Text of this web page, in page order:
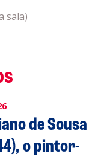
sala)
de Sousa
o pintor-